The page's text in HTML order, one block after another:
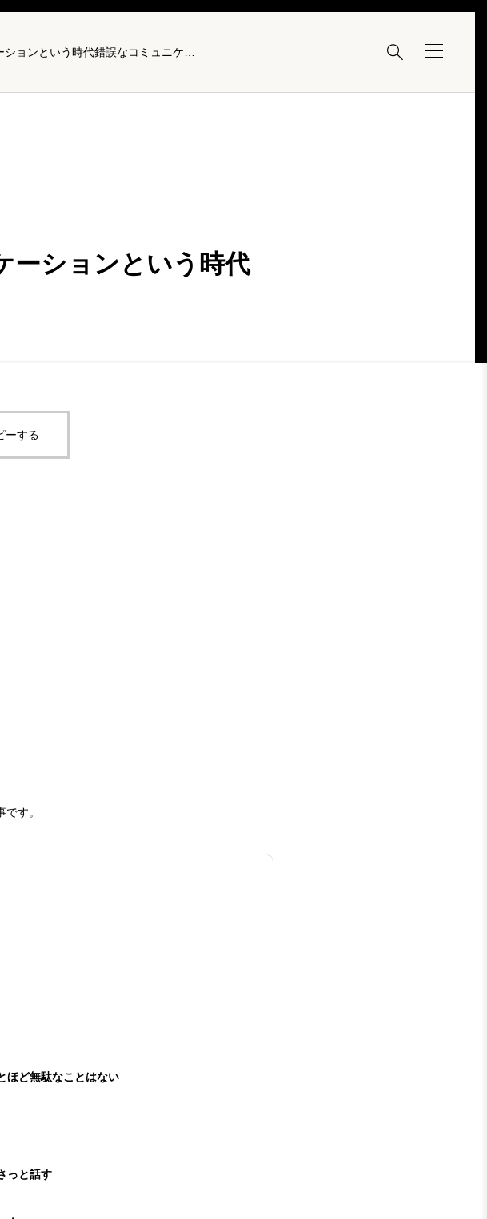

ーションという時代
ーする
す。
ほど無駄なことはない
っと話す